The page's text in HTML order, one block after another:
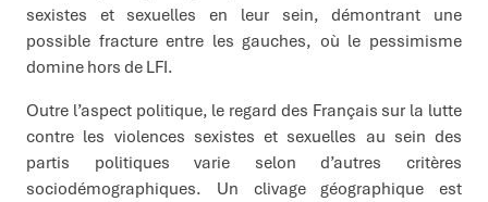
sexistes et sexuelles en leur sein, démontrant une
possible fracture entre les gauches, où le pessimisme
domine hors de LFI.
Outre l’aspect politique, le regard des Français sur la lutte
contre les violences sexistes et sexuelles au sein des
partis politiques varie selon d’autres critères
sociodémographiques. Un clivage géographique est